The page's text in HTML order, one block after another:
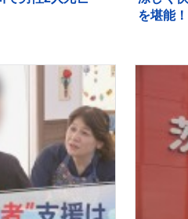
を堪能